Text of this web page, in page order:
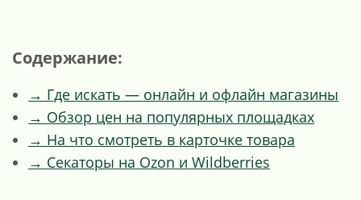
Содержание:
→ Где искать — онлайн и офлайн магазины
→ Обзор цен на популярных площадках
→ На что смотреть в карточке товара
→ Секаторы на Ozon и Wildberries